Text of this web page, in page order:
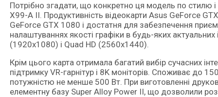
Потрібно згадати, що конкретно ця модель по стилю
X99-A II. Продуктивність відеокарти Asus GeForce
GeForce GTX 1080 і достатня для забезпечення
налаштуваннях якості графіки в будь-яких
(1920х1080) і Quad HD (2560х1440).
Крім цього карта отримала багатий вибір сучасних
підтримку VR-гарнітур і 8K моніторів. Споживає до
потужністю не менше 500 Вт. При виготовленні
елементну базу Super Alloy Power II, що дозволили